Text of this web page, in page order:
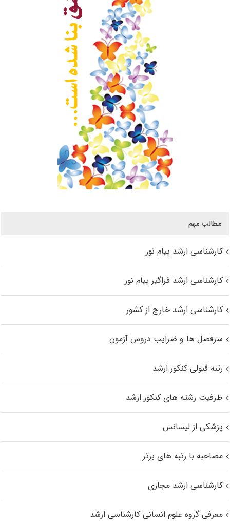
مطالب مهم
کارشناسی ارشد پیام نور
کارشناسی ارشد فراگیر پیام نور
کارشناسی ارشد خارج از کشور
سرفصل ها و ضرایب دروس آزمون
رتبه قبولی کنکور ارشد
ظرفیت رشته های کنکور ارشد
پزشکی از لیسانس
مصاحبه با رتبه های برتر
کارشناسی ارشد مجازی
معرفی گروه علوم انسانی کارشناسی ارشد